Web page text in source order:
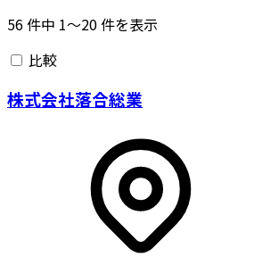
56件中 1〜20件を表示
比較
株式会社落合総業